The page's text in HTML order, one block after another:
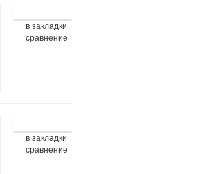
в закладки
сравнение
в закладки
сравнение